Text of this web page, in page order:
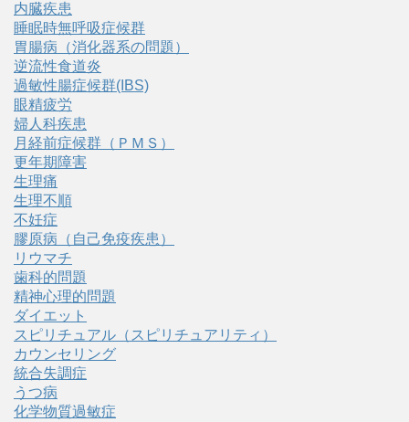
内臓疾患
睡眠時無呼吸症候群
胃腸病（消化器系の問題）
逆流性食道炎
過敏性腸症候群(IBS)
眼精疲労
婦人科疾患
月経前症候群（ＰＭＳ）
更年期障害
生理痛
生理不順
不妊症
膠原病（自己免疫疾患）
リウマチ
歯科的問題
精神心理的問題
ダイエット
スピリチュアル（スピリチュアリティ）
カウンセリング
統合失調症
うつ病
化学物質過敏症